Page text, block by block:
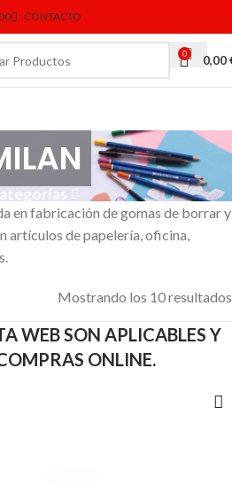
CONTACTO
0 0,00
en fabricación de gomas de borrar y
artículos de papelería, oficina,
Mostrando los 10 resultados
WEB SON APLICABLES Y
ONLINE.